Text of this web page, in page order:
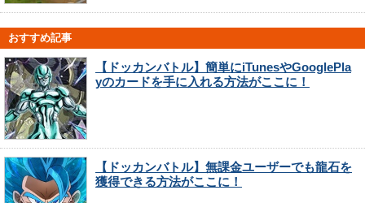
おすすめ記事
【ドッカンバトル】簡単にiTunesやGooglePla
yのカードを手に入れる方法がここに！
【ドッカンバトル】無課金ユーザーでも龍石を
獲得できる方法がここに！